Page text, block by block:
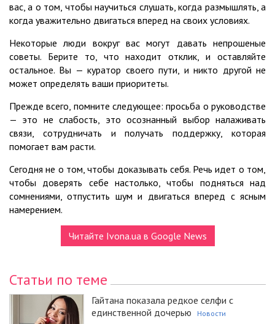
вас, а о том, чтобы научиться слушать, когда размышлять, а
когда уважительно двигаться вперед на своих условиях.
Некоторые люди вокруг вас могут давать непрошеные
советы. Берите то, что находит отклик, и оставляйте
остальное. Вы — куратор своего пути, и никто другой не
может определять ваши приоритеты.
Прежде всего, помните следующее: просьба о руководстве
— это не слабость, это осознанный выбор налаживать
связи, сотрудничать и получать поддержку, которая
помогает вам расти.
Сегодня не о том, чтобы доказывать себя. Речь идет о том,
чтобы доверять себе настолько, чтобы подняться над
сомнениями, отпустить шум и двигаться вперед с ясным
намерением.
Читайте Ivona.ua в Google News
Статьи по теме
Гайтана показала редкое селфи с
единственной дочерью
Новости